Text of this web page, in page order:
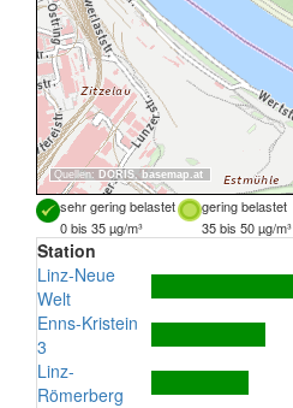
Quellen: DORIS, basemap.at
sehr gering belastet gering belastet
0 bis 35 µg/m³
35 bis 50 µg/m³
Station
Linz-Neue
Welt
Enns-Kristein
3
Linz-
Römerberg